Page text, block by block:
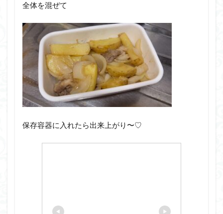
全体を混ぜて
保存容器に入れたら出来上がり〜♡